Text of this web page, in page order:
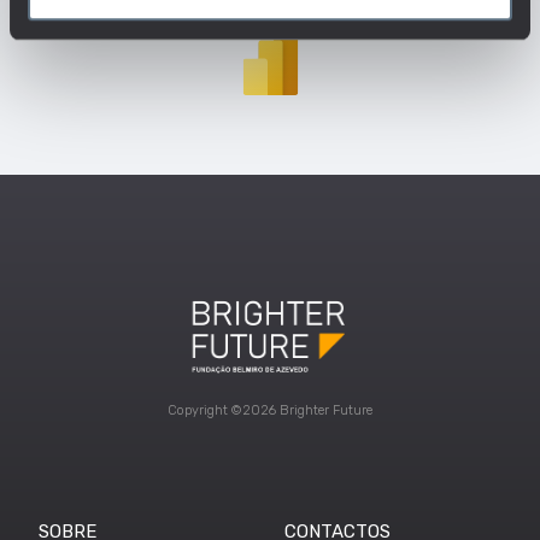
Copyright ©2026 Brighter Future
SOBRE CONTACTOS